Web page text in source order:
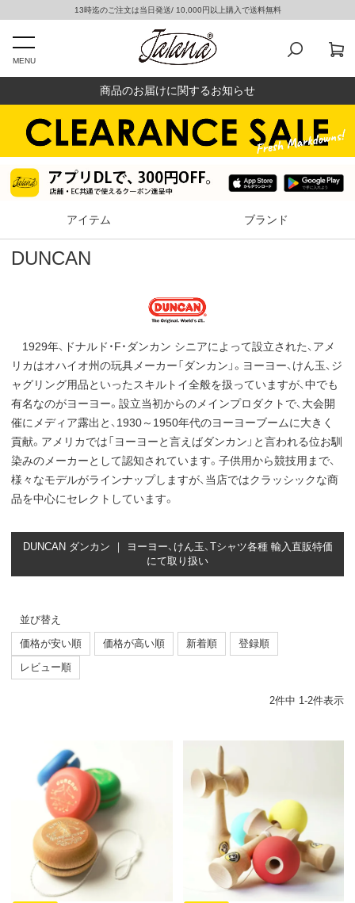
13時迄のご注文は当日発送/ 10,000円以上購入で送料無料
MENU
商品のお届けに関するお知らせ
アイテム ブランド
DUNCAN
1929年、ドナルド・F・ダンカン シニアによって設立された、アメ
リカはオハイオ州の玩具メーカー「ダンカン」。ヨーヨー、けん玉、ジ
ャグリング用品といったスキルトイ全般を扱っていますが、中でも
有名なのがヨーヨー。設立当初からのメインプロダクトで、大会開
催にメディア露出と、1930～1950年代のヨーヨーブームに大きく
貢献。アメリカでは「ヨーヨーと言えばダンカン」と言われる位お馴
染みのメーカーとして認知されています。子供用から競技用まで、
様々なモデルがラインナップしますが、当店ではクラッシックな商
品を中心にセレクトしています。
DUNCAN ダンカン ｜ ヨーヨー、けん玉、Tシャツ各種 輸入直販特価
にて取り扱い
並び替え
価格が安い順
価格が高い順 新着順
登録順
レビュー順
2件中 1 -2件表示